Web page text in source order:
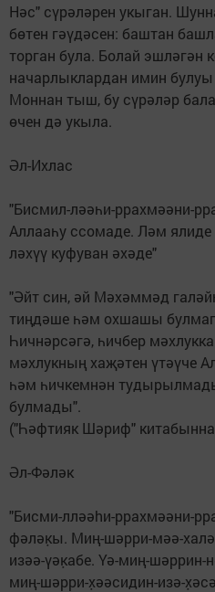
Нәс" сүрәләрен укыган.
бөтен гәүдәсен: баштан
торган була. Болай эшләгән
начарлыклардан имин
Моннан тыш, бу сүрәләр
өчен дә укыла.
Әл-Ихлас
"Бисмил-ләәһи-ррахмәәни-
Аллааһу ссомаде. Ләм
ләхүү куфуван әхәде"
"Әйт син, әй Мәхәммәд
тиңдәше һәм охшашы
Һичнәрсәгә, һичбер
мәхлукның хаҗәтен үтәүче
һәм һичкемнән
булмады".
("Һәфтияк Шәриф"
Әл-Фәләк
"Бисми-лләәhи-ррахмәәни-
фәләк̣ы. Миң-шәрри-мәә-
изәә-үәк̣абе. Үә-миң-
миң-шәрри-х̣әәсидин-изә-